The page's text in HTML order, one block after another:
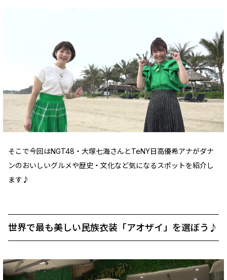
そこで今回はNGT48・大塚七海さんとTeNY日高優希アナがダナ
ンのおいしいグルメや歴史・文化など気になるスポットを紹介し
ます♪
世界で最も美しい民族衣装「アオザイ」を選ぼう♪